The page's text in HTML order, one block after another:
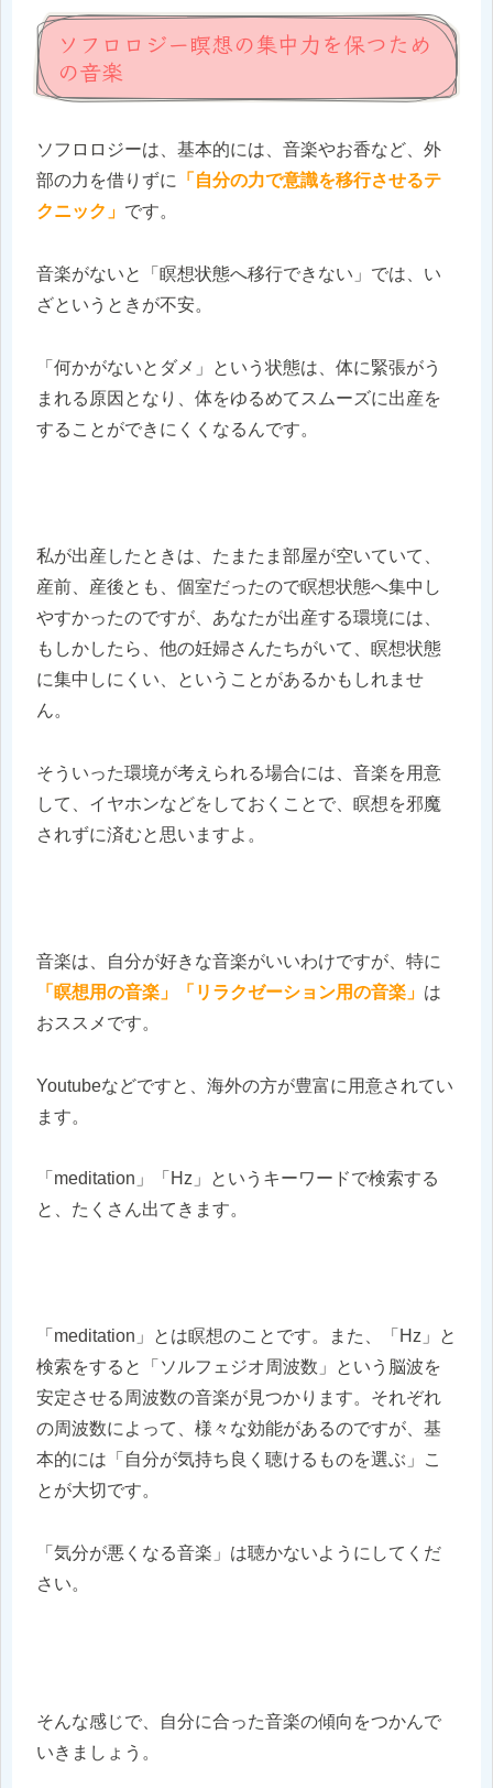
ソフロロジー瞑想の集中力を保つため
の音楽
ソフロロジーは、基本的には、音楽やお香など、外
部の力を借りずに
「自分の力で意識を移行させるテ
クニック」 です。
音楽がないと「瞑想状態へ移行できない」では、い
ざというときが不安。
「何かがないとダメ」という状態は、体に緊張がう
まれる原因となり、体をゆるめてスムーズに出産を
することができにくくなるんです。
私が出産したときは、たまたま部屋が空いていて、
産前、産後とも、個室だったので瞑想状態へ集中し
やすかったのですが、あなたが出産する環境には、
もしかしたら、他の妊婦さんたちがいて、瞑想状態
に集中しにくい、ということがあるかもしれませ
ん。
そういった環境が考えられる場合には、音楽を用意
して、イヤホンなどをしておくことで、瞑想を邪魔
されずに済むと思いますよ。
音楽は、自分が好きな音楽がいいわけですが、特に
「瞑想用の音楽」「リラクゼーション用の音楽」 は
おススメです。
Youtubeなどですと、海外の方が豊富に用意されてい
ます。
「meditation」「Hz」というキーワードで検索する
と、たくさん出てきます。
「meditation」とは瞑想のことです。また、「Hz」と
検索をすると「ソルフェジオ周波数」という脳波を
安定させる周波数の音楽が見つかります。それぞれ
の周波数によって、様々な効能があるのですが、基
本的には「自分が気持ち良く聴けるものを選ぶ」こ
とが大切です。
「気分が悪くなる音楽」は聴かないようにしてくだ
さい。
そんな感じで、自分に合った音楽の傾向をつかんで
いきましょう。